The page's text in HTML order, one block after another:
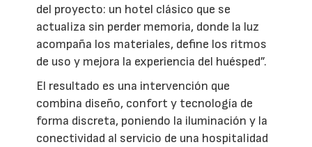
del proyecto: un hotel clásico que se
actualiza sin perder memoria, donde la luz
acompaña los materiales, define los ritmos
de uso y mejora la experiencia del huésped”.
El resultado es una intervención que
combina diseño, confort y tecnología de
forma discreta, poniendo la iluminación y la
conectividad al servicio de una hospitalidad